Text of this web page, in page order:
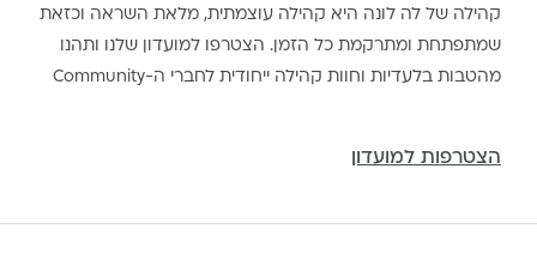
קהילה של לה לונה היא קהילה עוצמתית, מלאת השראה וכזאת
שמתפתחת ומתרקמת כל הזמן. הצטרפו למועדון שלנו ותהנו
מהטבות בלעדיות וחוות קהילה ייחודית לחברי ה-Community
הצטרפות למועדון